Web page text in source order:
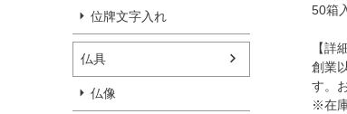
位牌文字入れ
仏具
仏像
50箱
【詳
創業
す。
※在